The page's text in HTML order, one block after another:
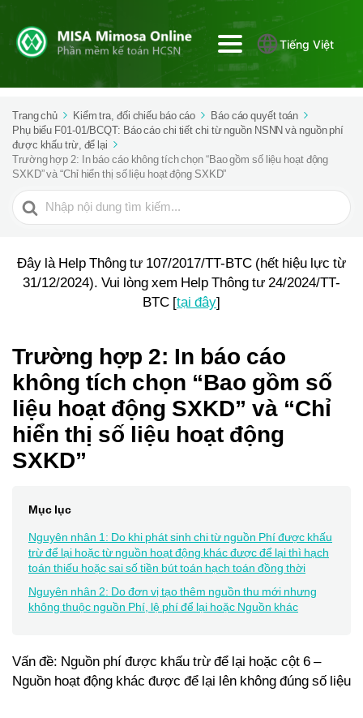
Tiếng Việt
Trang chủ Kiểm tra, đối chiếu báo cáo
Báo cáo quyết toán
Phụ biểu F01-01/BCQT: Báo cáo chi tiết chi từ nguồn NSNN và nguồn phí
được khấu trừ, để lại
Trường hợp 2: In báo cáo không tích chọn “Bao gồm số liệu hoạt động
SXKD” và “Chỉ hiển thị số liệu hoạt động SXKD”
Tìm
kiếm
Đây là Help Thông tư 107/2017/TT-BTC (hết hiệu lực từ
31/12/2024). Vui lòng xem Help Thông tư 24/2024/TT-
BTC [tại đây]
Trường hợp 2: In báo cáo
không tích chọn “Bao gồm số
liệu hoạt động SXKD” và “Chỉ
hiển thị số liệu hoạt động
SXKD”
Mục lục
Nguyên nhân 1: Do khi phát sinh chi từ nguồn Phí được khấu
trừ để lại hoặc từ nguồn hoạt động khác được để lại thì hạch
toán thiếu hoặc sai số tiền bút toán hạch toán đồng thời
Nguyên nhân 2: Do đơn vị tạo thêm nguồn thu mới nhưng
không thuộc nguồn Phí, lệ phí để lại hoặc Nguồn khác
Vấn đề: Nguồn phí được khấu trừ để lại hoặc cột 6 –
Nguồn hoạt động khác được để lại lên không đúng số liệu